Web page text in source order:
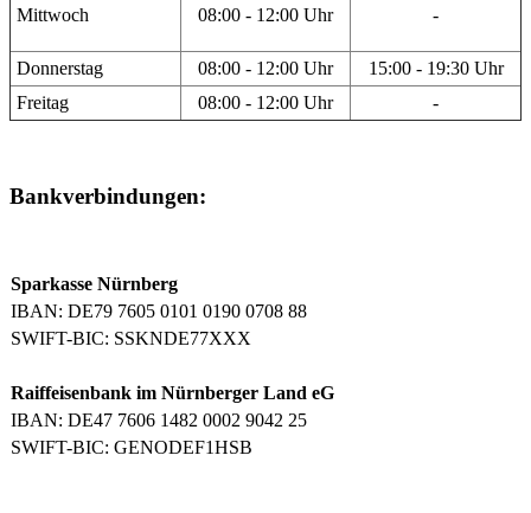
Mittwoch 08:00 - 12:00 Uhr -
Donnerstag 08:00 - 12:00 Uhr
15:00 - 19:30 Uhr
Freitag
08:00 - 12:00 Uhr -
Bankverbindungen:
Sparkasse Nürnberg
IBAN: DE79 7605 0101 0190 0708 88
SWIFT-BIC: SSKNDE77XXX
Raiffeisenbank im Nürnberger Land eG
IBAN: DE47 7606 1482 0002 9042 25
SWIFT-BIC: GENODEF1HSB